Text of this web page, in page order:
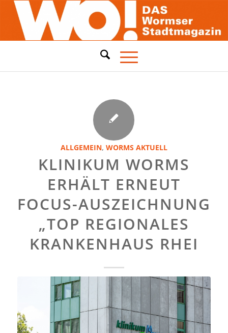
ALLGEMEIN, WORMS AKTUELL
KLINIKUM WORMS
ERHÄLT ERNEUT
FOCUS-AUSZEICHNUNG
„TOP REGIONALES
KRANKENHAUS RHEI